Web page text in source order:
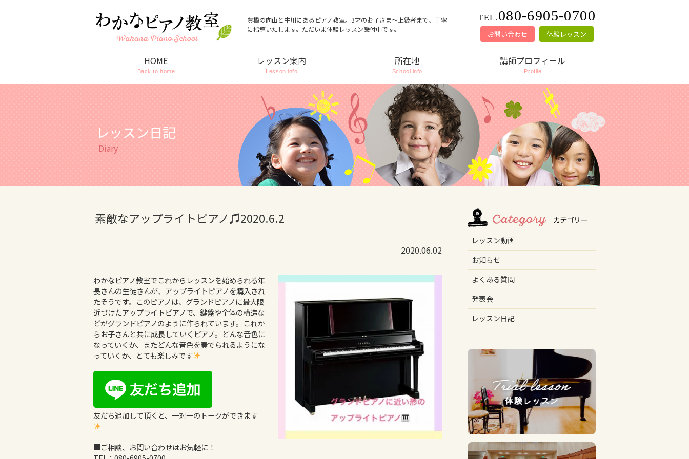
豊橋の向山と牛川にあるピアノ教室。3才のお子さま～上級者まで、丁寧
に指導いたします。ただいま体験レッスン受付中です。
TEL. 080-6905-0700
お問い合わせ 体験レッスン
レッスン日記
Diary
HOME
Back to home
レッスン案内
Lesson info
所在地
School info
講師プロフィール
Profile
素敵なアップライトピアノ♫2020.6.2
2020.06.02
わかなピアノ教室でこれからレッスンを始められる年
長さんの生徒さんが、アップライトピアノを購入され
たそうです。このピアノは、グランドピアノに最大限
近づけたアップライトピアノで、鍵盤や全体の構造な
どがグランドピアノのように作られています。これか
らお子さんと共に成長していくピアノ。どんな音色に
なっていくか、またどんな音色を奏でられるようにな
っていくか、とても楽しみです
友だち追加して頂くと、一対一のトークができます
■ご相談、お問い合わせはお気軽に！
レッスン動画
お知らせ
よくある質問
発表会
レッスン日記